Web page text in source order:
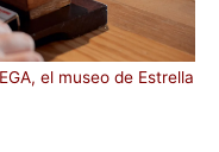
el museo de Estrella